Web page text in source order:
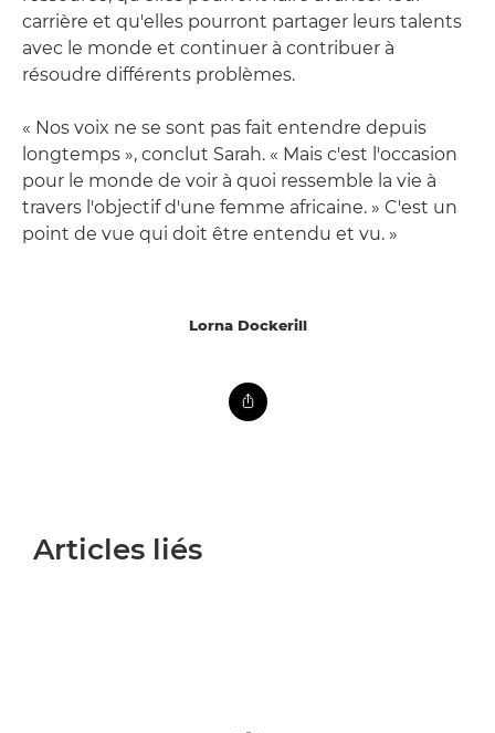
carrière et qu'elles pourront partager leurs talents
avec le monde et continuer à contribuer à
résoudre différents problèmes.
« Nos voix ne se sont pas fait entendre depuis
longtemps », conclut Sarah. « Mais c'est l'occasion
pour le monde de voir à quoi ressemble la vie à
travers l'objectif d'une femme africaine. » C'est un
point de vue qui doit être entendu et vu. »
Lorna Dockerill
Articles liés